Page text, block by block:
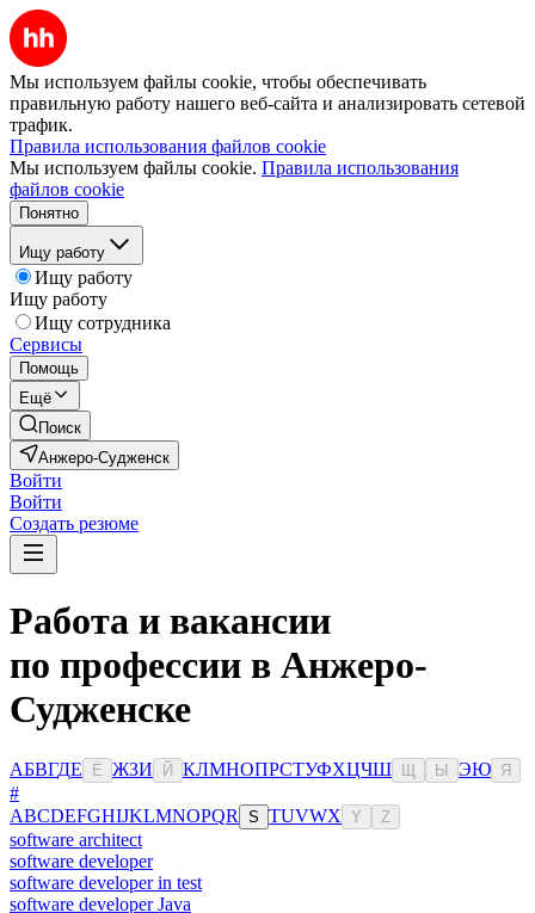
Мы используем файлы cookie, чтобы обеспечивать
правильную работу нашего веб-сайта и анализировать сетевой
трафик.
Правила использования файлов cookie
Мы используем файлы cookie. Правила использования
файлов cookie
Понятно
Ищу работу
Ищу работу
Ищу работу
Ищу сотрудника
Сервисы
Помощь
Ещё
Поиск
Анжеро-Судженск
Войти
Войти
Создать резюме
Работа и вакансии
по профессии в Анжеро-
Судженске
АБВГДЕ Ё ЖЗИ Й КЛМНОПРСТУФХЦЧШ Ы ЭЮ Я
#
ABCDEFGHIJKLMNOPQR S TUVWX Y Z
software architect
software developer
software developer in test
software developer Java